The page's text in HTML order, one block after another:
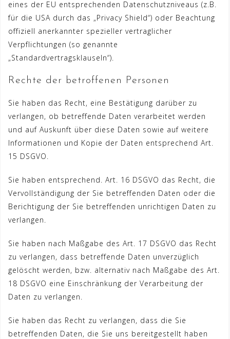
eines der EU entsprechenden Datenschutzniveaus (z.B.
für die USA durch das „Privacy Shield“) oder Beachtung
offiziell anerkannter spezieller vertraglicher
Verpflichtungen (so genannte
„Standardvertragsklauseln“).
Rechte der betroffenen Personen
Sie haben das Recht, eine Bestätigung darüber zu
verlangen, ob betreffende Daten verarbeitet werden
und auf Auskunft über diese Daten sowie auf weitere
Informationen und Kopie der Daten entsprechend Art.
15 DSGVO.
Sie haben entsprechend. Art. 16 DSGVO das Recht, die
Vervollständigung der Sie betreffenden Daten oder die
Berichtigung der Sie betreffenden unrichtigen Daten zu
verlangen.
Sie haben nach Maßgabe des Art. 17 DSGVO das Recht
zu verlangen, dass betreffende Daten unverzüglich
gelöscht werden, bzw. alternativ nach Maßgabe des Art.
18 DSGVO eine Einschränkung der Verarbeitung der
Daten zu verlangen.
Sie haben das Recht zu verlangen, dass die Sie
betreffenden Daten, die Sie uns bereitgestellt haben